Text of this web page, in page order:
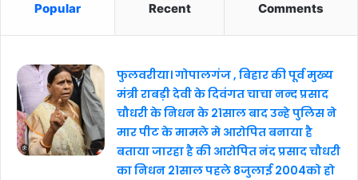
Popular Recent Comments
फुलवरीया। गोपालगंज , बिहार की पूर्व मुख्य
मंत्री राबड़ी देवी के दिवंगत चाचा नन्द प्रसाद
चौधरी के निधन के 21साल बाद उन्हे पुलिस ने
मार पीट के मामले मे आरोपित बनाया है
बताया जारहा है की आरोपित नंद प्रसाद चौधरी
का निधन 21साल पहले 8जुलाई 2004को हो